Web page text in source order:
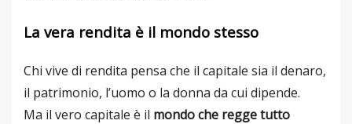
La vera rendita è il mondo stesso
Chi vive di rendita pensa che il capitale sia il denaro,
il patrimonio, l’uomo o la donna da cui dipende.
Ma il vero capitale è il mondo che regge tutto